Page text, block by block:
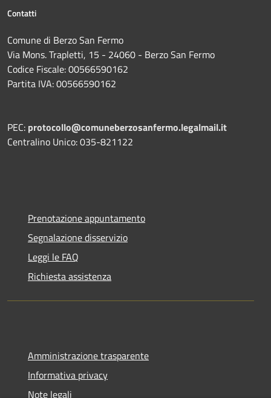
Contatti
Comune di Berzo San Fermo
Via Mons. Trapletti, 15 - 24060 - Berzo San Fermo
Codice Fiscale: 00566590162
Partita IVA: 00566590162
PEC: protocollo@comuneberzosanfermo.legalmail.it
Centralino Unico: 035-821122
Prenotazione appuntamento
Segnalazione disservizio
Leggi le FAQ
Richiesta assistenza
Amministrazione trasparente
Informativa privacy
Note legali